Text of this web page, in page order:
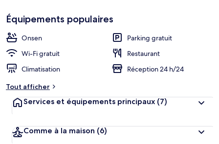
cœur
b
e
n
Équipements populaires
Onsen
Parking gratuit
Wi-Fi gratuit
Restaurant
Climatisation
Réception 24 h/24
Tout afficher
Services et équipements principaux (7)
Comme à la maison (6)